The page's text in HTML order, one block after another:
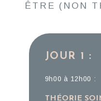
ÊTRE (NON
JOUR 1 :
9h00 à 12h00 :
THÉORIE